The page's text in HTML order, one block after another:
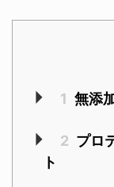
1 無添
2 プロ
ト